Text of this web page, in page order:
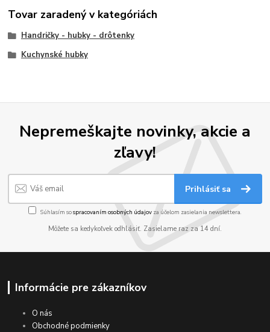
Tovar zaradený v kategóriách
Handričky - hubky - drôtenky
Kuchynské hubky
Nepremeškajte novinky, akcie a
zľavy!
Prihlásiť sa
Súhlasím sospracovaním osobných údajov za účelom zasielania newslettera.
Môžete sa kedykoľvek odhlásiť. Zasielame raz za 14 dní.
Informácie pre zákazníkov
O nás
Obchodné podmienky